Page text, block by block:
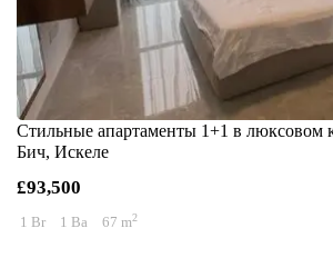
Стильные апартаменты 1+1 в люксовом
Бич, Искеле
£93,500
1 Br 1 Ba 67 m2